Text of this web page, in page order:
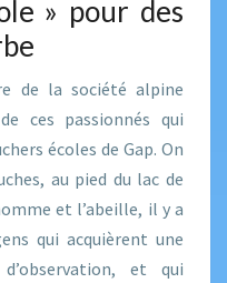
» pour des